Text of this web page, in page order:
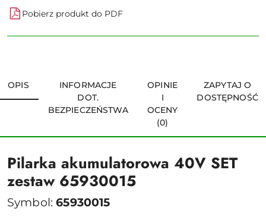
Pobierz produkt do PDF
OPIS
INFORMACJE
DOT.
BEZPIECZEŃSTWA
OPINIE
I
OCENY
(0)
ZAPYTAJ O
DOSTĘPNOŚĆ
Pilarka akumulatorowa 40V SET
zestaw 65930015
Symbol:65930015